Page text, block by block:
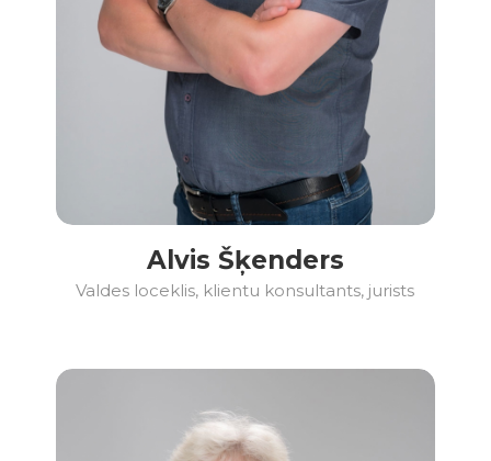
Alvis Šķenders
Valdes loceklis, klientu konsultants, jurists